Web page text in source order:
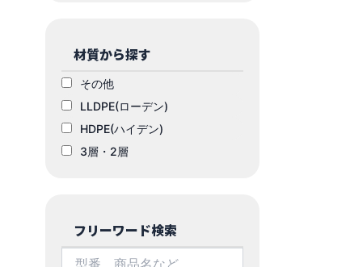
材質から探す
その他
LLDPE(ローデン)
HDPE(ハイデン)
3層・2層
フリーワード検索